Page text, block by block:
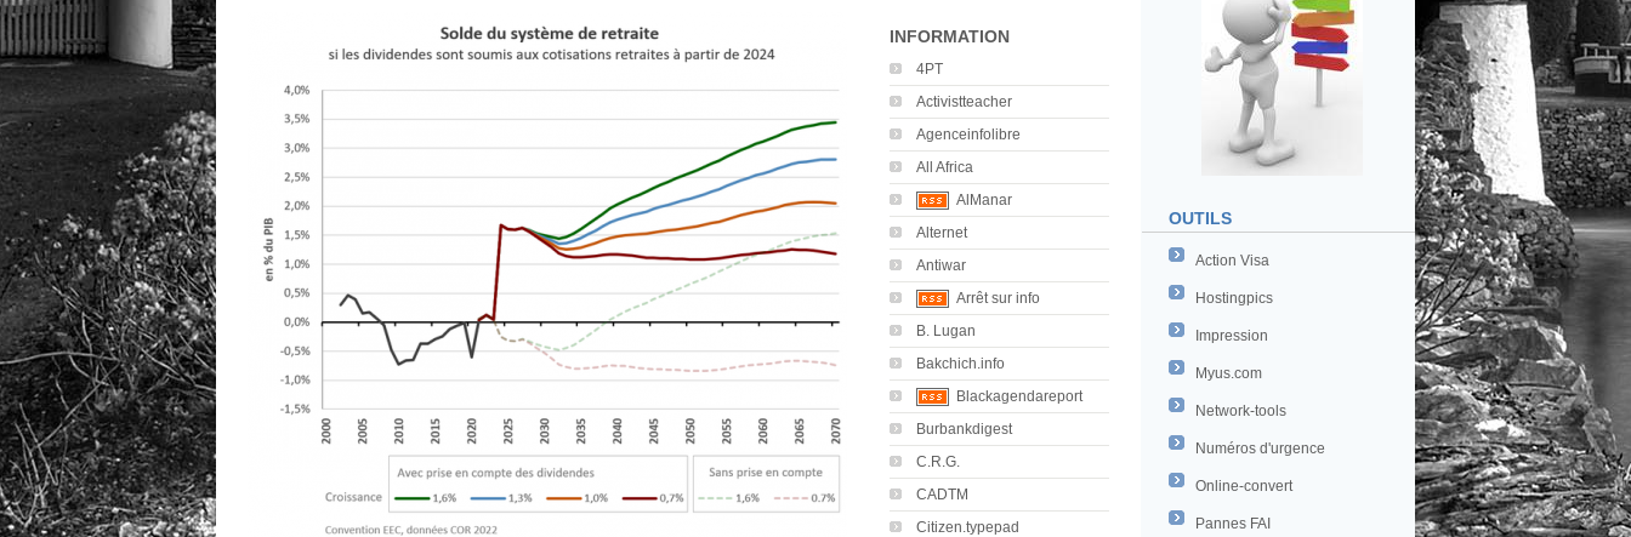
OUTILS
Action Visa
Hostingpics
Impression
Myus.com
Network-tools
Numéros d'urgence
Online-convert
Pannes FAI
INFORMATION
4PT
Activistteacher
Agenceinfolibre
All Africa
AlManar
Alternet
Antiwar
Arrêt sur info
B. Lugan
Bakchich.info
Blackagendareport
Burbankdigest
C.R.G.
CADTM
Citizen.typepad